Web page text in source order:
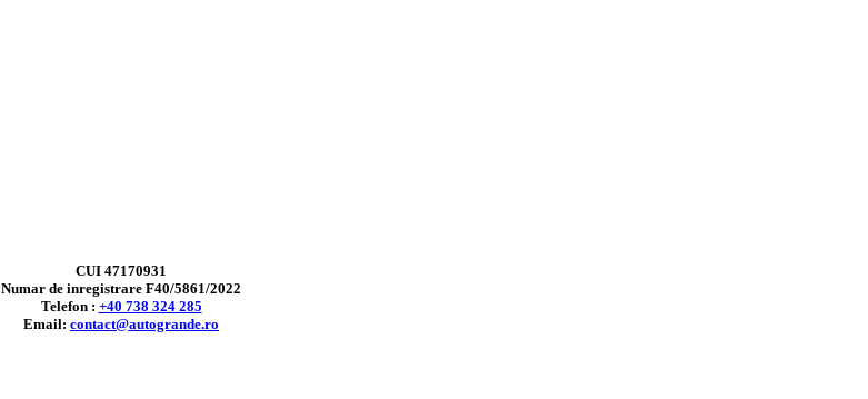
CUI 47170931
Numar de inregistrare F40/5861/2022
Telefon : +40 738 324 285
Email: contact@autogrande.ro